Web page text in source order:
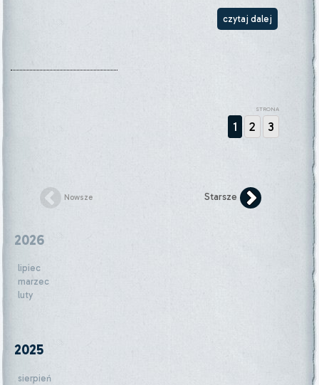
czytaj dalej
STRONA
1 2 3
Nowsze Starsze
2026
lipiec
marzec
luty
2025
sierpień